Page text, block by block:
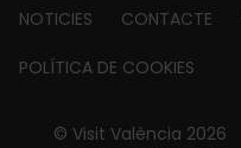
Footer
about
NOTICIES CONTACTE
POLÍTICA DE COOKIES
© Visit València 2026